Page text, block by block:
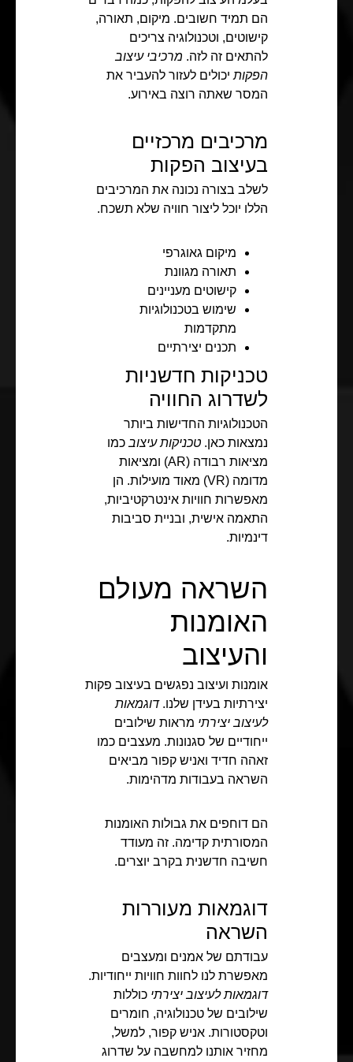
הם תמיד חשובים. מיקום, תאורה,
קישוטים, וטכנולוגיה צריכים
להתאים זה לזה. מרכיבי עיצוב
הפקות יכולים לעזור להעביר את
המסר שאתה רוצה באירוע.
מרכיבים מרכזיים
בעיצוב הפקות
לשלב בצורה נכונה את המרכיבים
הללו יוכל ליצור חוויה שלא תשכח.
מיקום גאוגרפי
תאורה מגוונת
קישוטים מעניינים
שימוש בטכנולוגיות
מתקדמות
תכנים יצירתיים
טכניקות חדשניות
לשדרוג החוויה
הטכנולוגיות החדישות ביותר
נמצאות כאן. טכניקות עיצוב כמו
מציאות רבודה (AR) ומציאות
מדומה (VR) מאוד מועילות. הן
מאפשרות חוויות אינטרקטיביות,
התאמה אישית, ובניית סביבות
דינמיות.
השראה מעולם
האומנות
והעיצוב
אומנות ועיצוב נפגשים בעיצוב פקות
יצירתיות בעידן שלנו.דוגמאות
לעיצוב יצירתי מראות שילובים
ייחודיים של סגנונות. מעצבים כמו
זאהה חדיד ואניש קפור מביאים
השראה בעבודות מדהימות.
הם דוחפים את גבולות האומנות
המסורתית קדימה. זה מעודד
חשיבה חדשנית בקרב יוצרים.
דוגמאות מעוררות
השראה
עבודתם של אמנים ומעצבים
מאפשרת לנו לחוות חוויות ייחודיות.
דוגמאות לעיצוב יצירתי כוללות
שילובים של טכנולוגיה, חומרים
וטקסטורות. אניש קפור, למשל,
מחזיר אותנו למחשבה על שדרוג